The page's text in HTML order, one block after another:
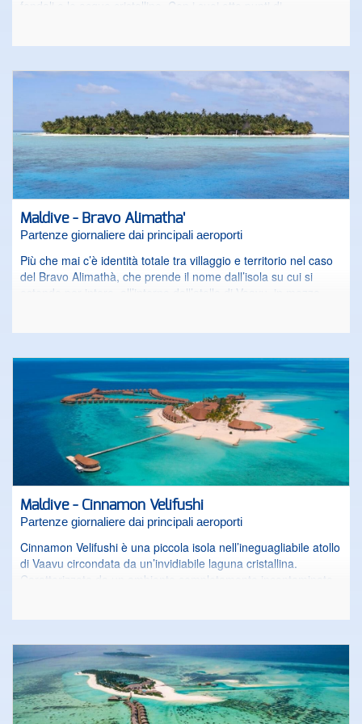
fondali e le acque cristalline. Con i suoi otto punti di
tecniche innovative, l’Eco-resort è un gioiello di eleganza e
tipicità in un contesto naturale unico. Grazie all’attenta e
rinomata gestione italiana, ti sentirai a casa anche dall’altra
parte del mondo, in un ambiente accogliente dove si respira
un’atmosfera esclusiva.
Maldive - Bravo Alimatha'
Partenze giornaliere dai principali aeroporti
Più che mai c’è identità totale tra villaggio e territorio nel caso
del Bravo Alimathà, che prende il nome dall’isola su cui si
estende per intero, all’interno dell’atollo di Vaavu, in mezzo
partire dalla bellissima barriera corallina, raggiungibile a nuoto,
che si può ammirare con impareggiabili escursioni.
Maldive - Cinnamon Velifushi
Partenze giornaliere dai principali aeroporti
Cinnamon Velifushi è una piccola isola nell’ineguagliabile atollo
di Vaavu circondata da un’invidiabile laguna cristallina.
Caratterizzata da un ambiente completamente incontaminato
esalta la pura essenza maldiviana e ne mantiene inalterati gli
elementi distintivi. Lo stile raffinato, evidenziato dalle linee
pulite della struttura e dai materiali accuratamente scelti,
conferisce un’atmosfera ricercata ma al tempo stesso
informale e inserisce il resort nella natura del luogo con